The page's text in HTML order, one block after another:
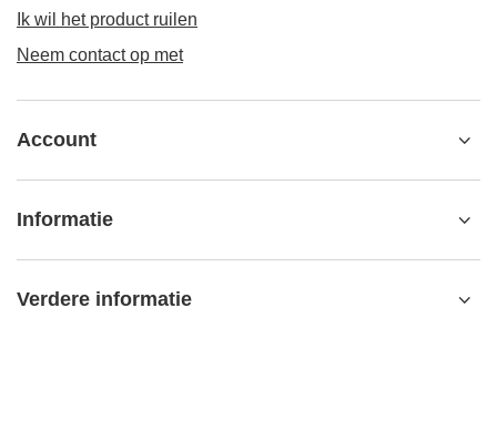
Ik wil het product ruilen
Neem contact op met
Account
Informatie
Verdere informatie